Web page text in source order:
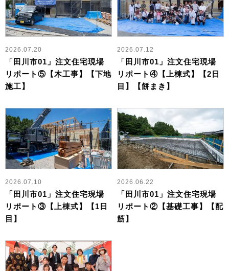
2026.07.20
「田川市01」注文住宅現場
リポート⑤【木工事】【下地
施工】
2026.07.12
「田川市01」注文住宅現場
リポート④【上棟式】【2日
目】【餅まき】
2026.07.10
「田川市01」注文住宅現場
リポート③【上棟式】【1日
目】
2026.06.22
「田川市01」注文住宅現場
リポート②【基礎工事】【配
筋】